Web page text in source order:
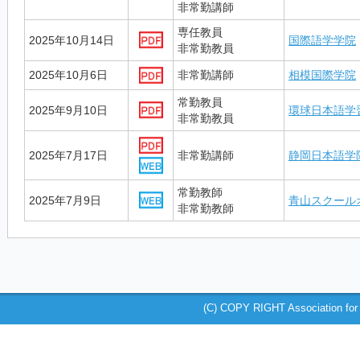
非常勤講師
2025年10月14日
専任教員
非常勤教員
国際語学学院
2025年10月6日 非常勤講師 相模国際学院
2025年9月10日
常勤教員
非常勤教員
環球日本語学
2025年7月17日 非常勤講師 静岡日本語学
2025年7月9日
常勤教師
非常勤教師
青山スクール
(C) COPY RIGHT Association